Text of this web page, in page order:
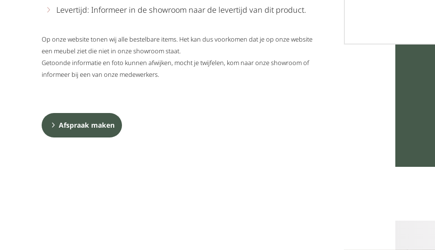
Levertijd: Informeer in de showroom naar de levertijd van dit product.
Op onze website tonen wij alle bestelbare items. Het kan dus voorkomen dat je op onze website
een meubel ziet die niet in onze showroom staat.
Getoonde informatie en foto kunnen afwijken, mocht je twijfelen, kom naar onze showroom of
informeer bij een van onze medewerkers.
Afspraak maken